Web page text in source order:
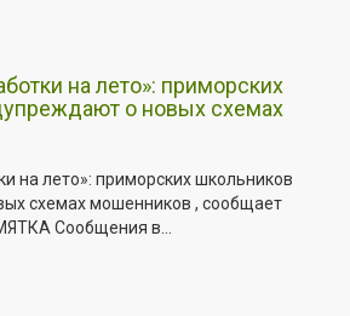
на лето»: приморских
о новых схемах
на лето»: приморских школьников
схемах мошенников , сообщает
Сообщения в...